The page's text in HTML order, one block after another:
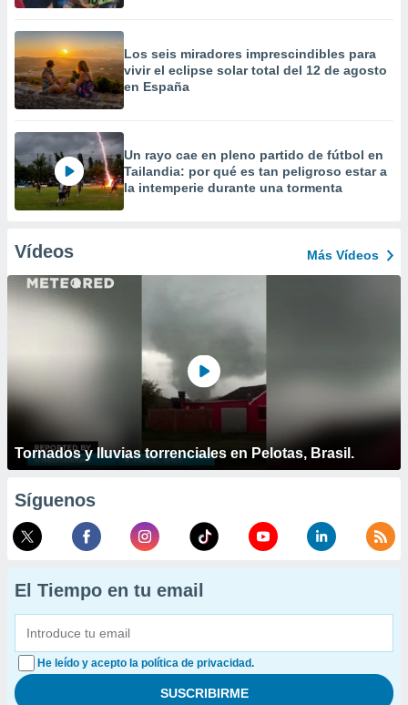
Los seis miradores imprescindibles para
vivir el eclipse solar total del 12 de agosto
en España
Un rayo cae en pleno partido de fútbol en
Tailandia: por qué es tan peligroso estar a
la intemperie durante una tormenta
Vídeos Más Vídeos
Tornados y lluvias torrenciales en Pelotas, Brasil.
Síguenos
El Tiempo en tu email
He leído y acepto la política de privacidad.